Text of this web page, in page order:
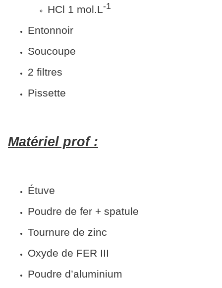
HCl 1 mol.L-1
Entonnoir
Soucoupe
2 filtres
Pissette
Matériel prof :
Étuve
Poudre de fer + spatule
Tournure de zinc
Oxyde de FER III
Poudre d’aluminium